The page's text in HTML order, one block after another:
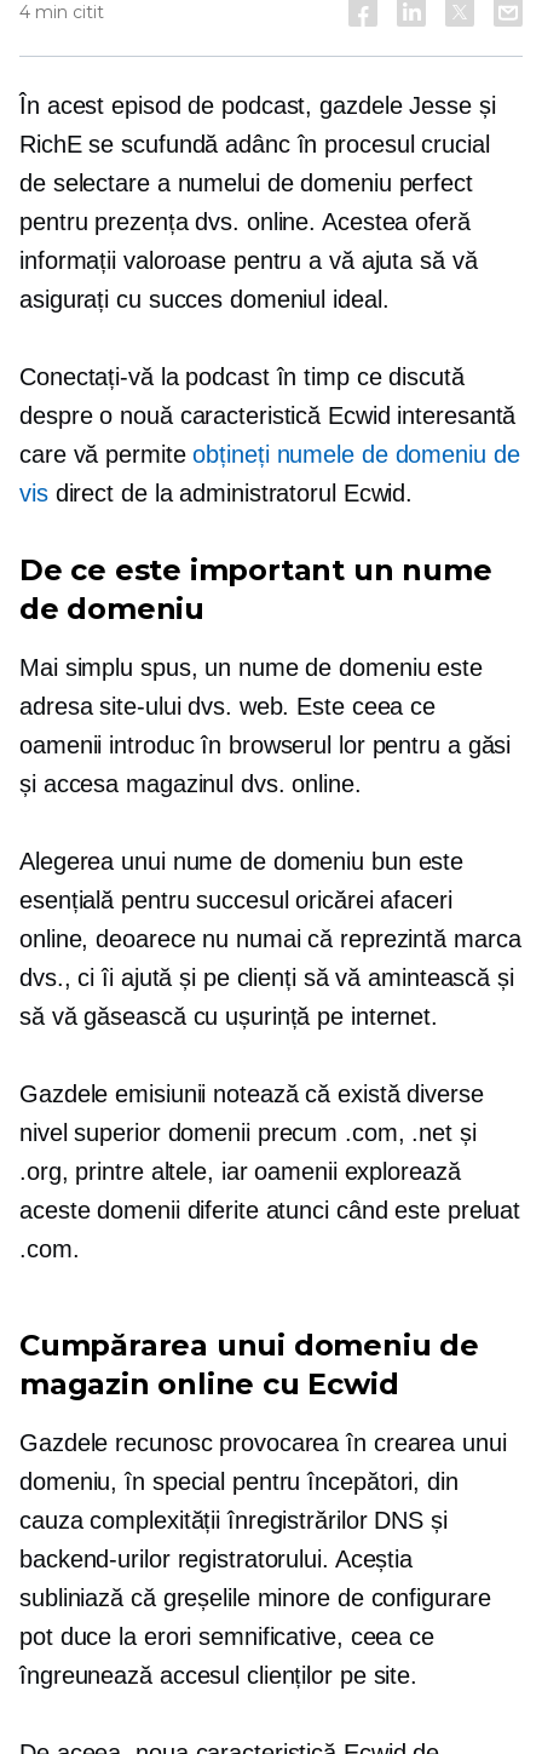
4 min citit
În acest episod de podcast, gazdele Jesse și
RichE se scufundă adânc în procesul crucial
de selectare a numelui de domeniu perfect
pentru prezența dvs. online. Acestea oferă
informații valoroase pentru a vă ajuta să vă
asigurați cu succes domeniul ideal.
Conectați-vă la podcast în timp ce discută
despre o nouă caracteristică Ecwid interesantă
care vă permiteobțineți numele de domeniu de
visdirect de la administratorul Ecwid.
De ce este important un nume
de domeniu
Mai simplu spus, un nume de domeniu este
adresa site-ului dvs. web. Este ceea ce
oamenii introduc în browserul lor pentru a găsi
și accesa magazinul dvs. online.
Alegerea unui nume de domeniu bun este
esențială pentru succesul oricărei afaceri
online, deoarece nu numai că reprezintă marca
dvs., ci îi ajută și pe clienți să vă amintească și
să vă găsească cu ușurință pe internet.
Gazdele emisiunii notează că există diverse
nivel superiordomenii precum .com, .net și
.org, printre altele, iar oamenii explorează
aceste domenii diferite atunci când este preluat
.com.
Cumpărarea unui domeniu de
magazin online cu Ecwid
Gazdele recunosc provocarea în crearea unui
domeniu, în special pentruîncepători, din
cauza complexității înregistrărilor DNS și
backend-urilor registratorului. Aceștia
subliniază că greșelile minore de configurare
pot duce la erori semnificative, ceea ce
îngreunează accesul clienților pe site.